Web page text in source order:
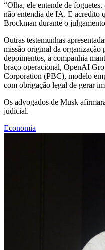
“Olha, ele entende de
não entendia de IA. E acredito
Brockman durante o
Outras testemunhas
missão original da organização
depoimentos, a companhia
braço operacional, OpenAI
Corporation (PBC), modelo
com obrigação legal de gerar
Os advogados de Musk
judicial.
Economia